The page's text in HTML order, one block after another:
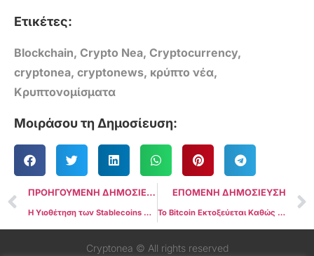
Ετικέτες:
Blockchain, Crypto Nea, Cryptocurrency,
cryptonea, cryptonews, κρύπτο νέα,
Κρυπτονομίσματα
Μοιράσου τη Δημοσίευση:
ΠΡΟΗΓΟΥΜΕΝΗ ΔΗΜΟΣΙΕΥΣΗ
Η Υιοθέτηση των Stablecoins Αυξήθηκε Κατά 53% σε Ένα Έτος
ΕΠΟΜΕΝΗ ΔΗΜΟΣΙΕΥΣΗ
Το Bitcoin Εκτοξεύεται Καθώς οι Αγορές Αναμένουν τη Στάση της Fed για τη Νομισματική Πολιτική
Cryptonea © All rights reserved